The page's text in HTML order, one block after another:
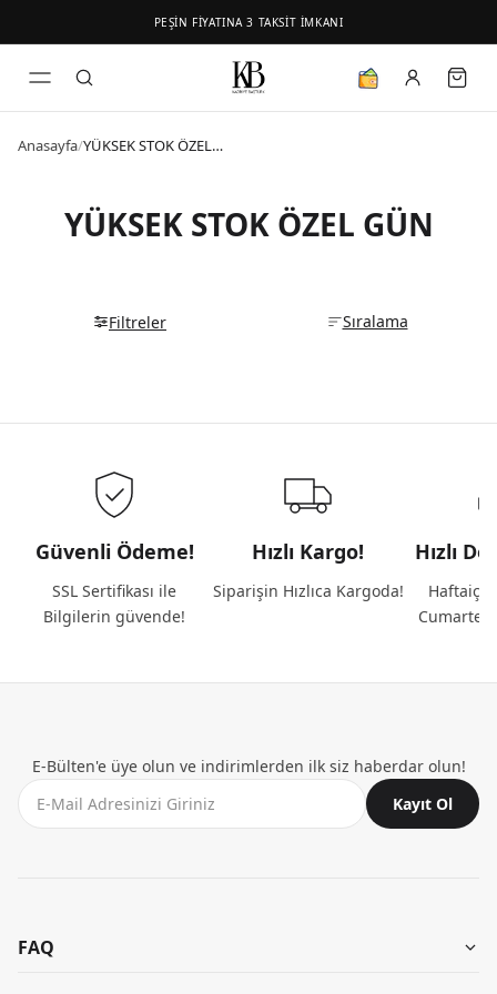
PEŞİN FİYATINA 3 TAKSİT İMKANI
Anasayfa/ YÜKSEK STOK ÖZEL GÜN
YÜKSEK STOK ÖZEL GÜN
Filtreler Sıralama
Güvenli Ödeme!
SSL Sertifikası ile
Bilgilerin güvende!
Hızlı Kargo!
Siparişin Hızlıca Kargoda!
Hızlı
Haftaiçi
E-Bülten'e üye olun ve indirimlerden ilk siz haberdar olun!
Kayıt Ol
FAQ